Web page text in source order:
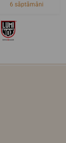
6 săptămâni